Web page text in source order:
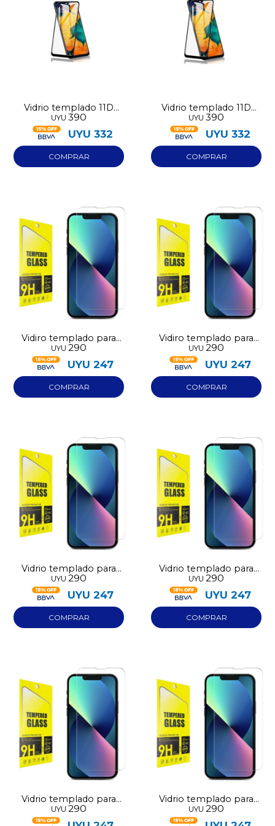
Vidrio templado 11D
para Iphone 12 Pro Max
UYU 390
UYU 332
Vidrio templado 11D
para Iphone 13 Pro Max
UYU 390
UYU 332
Vidiro templado para
Samsung A07
UYU 290
UYU 247
Vidiro templado para
Samsung A17
UYU 290
UYU 247
Vidrio templado para
Redmi 15
UYU 290
UYU 247
Vidrio templado para
Honor X7D
UYU 290
UYU 247
Vidrio templado para
Iphone 16
UYU 290
Vidrio templado para
Iphone 17
UYU 290